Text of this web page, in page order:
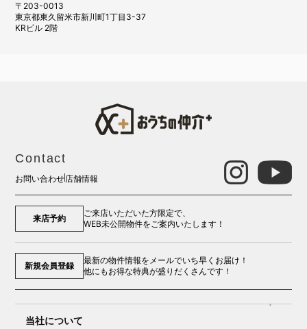
〒203-0013
東京都東久留米市新川町1丁目3-37
KRビル 2階
Contact
お問い合わせ店舗情報
来店予約
ご来店いただいた方限定で、
WEB未公開物件をご案内いたします！
新規会員登録
最新の物件情報をメールでいち早くお届け！
他にもお得な特典が盛りだくさんです！
当社について